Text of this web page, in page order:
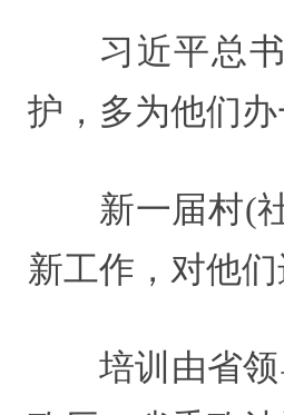
习近平总
护，多为他们
新一届村(
新工作，对他
培训由省